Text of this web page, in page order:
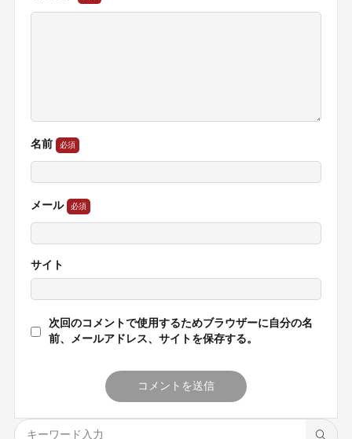
名前
メール
サイト
次回のコメントで使用するためブラウザーに自分の名
前、メールアドレス、サイトを保存する。